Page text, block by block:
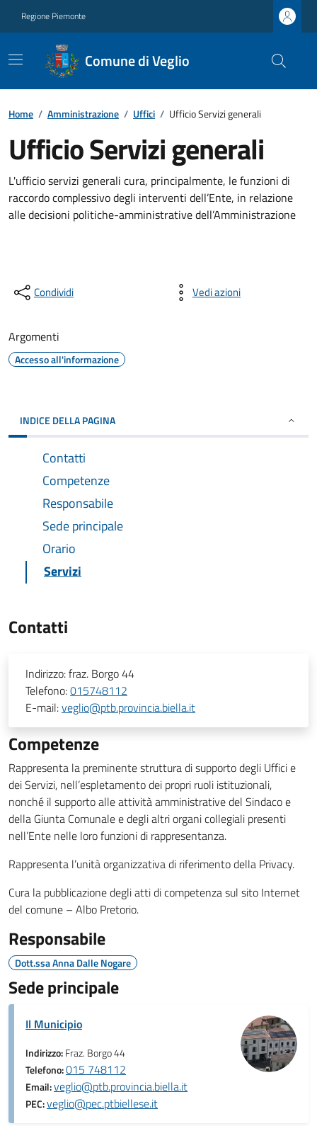
Regione Piemonte
Comune di Veglio
Home / Amministrazione / Uffici / Ufficio Servizi generali
Ufficio Servizi generali
L'ufficio servizi generali cura, principalmente, le funzioni di
raccordo complessivo degli interventi dell’Ente, in relazione
alle decisioni politiche-amministrative dell’Amministrazione
Condividi Vedi azioni
Argomenti
Accesso all'informazione
INDICE DELLA PAGINA
Contatti
Competenze
Responsabile
Sede principale
Orario
Servizi
Contatti
Indirizzo:fraz. Borgo 44
Telefono:015748112
E-mail:veglio@ptb.provincia.biella.it
Competenze
Rappresenta la preminente struttura di supporto degli Uffici e
dei Servizi, nell’espletamento dei propri ruoli istituzionali,
nonché il supporto alle attività amministrative del Sindaco e
della Giunta Comunale e degli altri organi collegiali presenti
nell’Ente nelle loro funzioni di rappresentanza.
Rappresenta l’unità organizzativa di riferimento della Privacy.
Cura la pubblicazione degli atti di competenza sul sito Internet
del comune – Albo Pretorio.
Responsabile
Dott.ssa Anna Dalle Nogare
Sede principale
Il Municipio
Indirizzo:Fraz. Borgo 44
Telefono:015 748112
Email:veglio@ptb.provincia.biella.it
PEC:veglio@pec.ptbiellese.it